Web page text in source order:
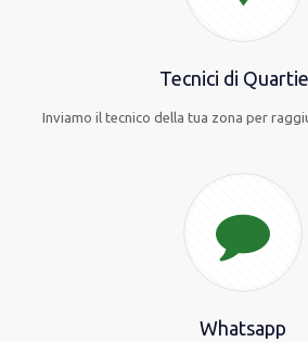
Tecnici di
Inviamo il tecnico della tua zona per
Whatsapp